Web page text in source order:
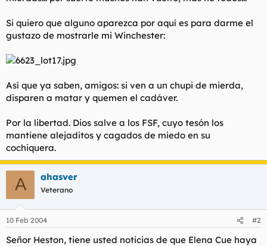
Si quiero que alguno aparezca por aquí es para darme el
gustazo de mostrarle mi Winchester:
Así que ya saben, amigos: si ven a un chupi de mierda,
disparen a matar y quemen el cadáver.
Por la libertad. Dios salve a los FSF, cuyo tesón los
mantiene alejaditos y cagados de miedo en su
cochiquera.
A ahasver
Veterano
10 Feb 2004 #2
Señor Heston, tiene usted noticias de que Elena Cue haya